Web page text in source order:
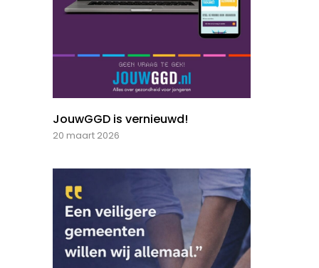
JouwGGD is vernieuwd!
20 maart 2026